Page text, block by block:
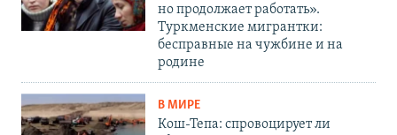
но продолжает работать».
Туркменские мигрантки:
бесправные на чужбине и на
родине
В МИРЕ
Кош-Тепа: спровоцирует ли